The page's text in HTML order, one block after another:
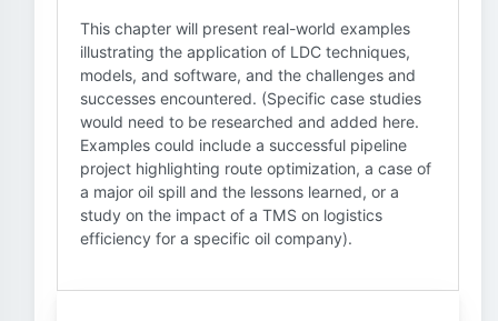
This chapter will present real-world examples
illustrating the application of LDC techniques,
models, and software, and the challenges and
successes encountered. (Specific case studies
would need to be researched and added here.
Examples could include a successful pipeline
project highlighting route optimization, a case of
a major oil spill and the lessons learned, or a
study on the impact of a TMS on logistics
efficiency for a specific oil company).